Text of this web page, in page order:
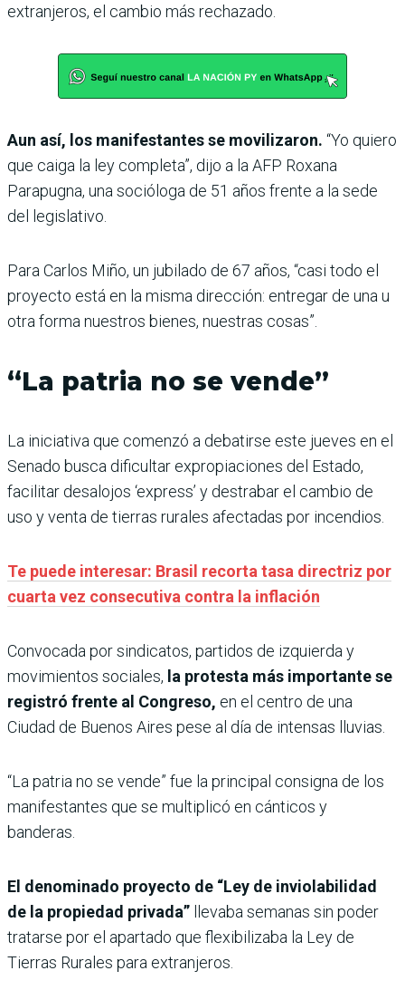
extranjeros, el cambio más rechazado.
Aun así, los manifestantes se movilizaron. “Yo quiero
que caiga la ley completa”, dijo a la AFP Roxana
Parapugna, una socióloga de 51 años frente a la sede
del legislativo.
Para Carlos Miño, un jubilado de 67 años, “casi todo el
proyecto está en la misma dirección: entregar de una u
otra forma nuestros bienes, nuestras cosas”.
“La patria no se vende”
La iniciativa que comenzó a debatirse este jueves en el
Senado busca dificultar expropiaciones del Estado,
facilitar desalojos ‘express’ y destrabar el cambio de
uso y venta de tierras rurales afectadas por incendios.
Te puede interesar: Brasil recorta tasa directriz por
cuarta vez consecutiva contra la inflación
Convocada por sindicatos, partidos de izquierda y
movimientos sociales, la protesta más importante se
registró frente al Congreso, en el centro de una
Ciudad de Buenos Aires pese al día de intensas lluvias.
“La patria no se vende” fue la principal consigna de los
manifestantes que se multiplicó en cánticos y
banderas.
El denominado proyecto de “Ley de inviolabilidad
de la propiedad privada” llevaba semanas sin poder
tratarse por el apartado que flexibilizaba la Ley de
Tierras Rurales para extranjeros.